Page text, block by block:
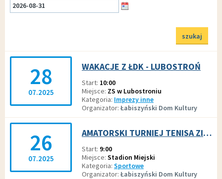
28
07.2025
WAKACJE Z ŁDK - LUBOSTROŃ
Start 10:00
Miejsce ZS w Lubostroniu
Kategoria Imprezy inne
Organizator Łabiszyński Dom Kultury
26
07.2025
AMATORSKI TURNIEJ TENISA ZIEMNEGO
Start 9:00
Miejsce Stadion Miejski
Kategoria Sportowe
Organizator Łabiszyński Dom Kultury